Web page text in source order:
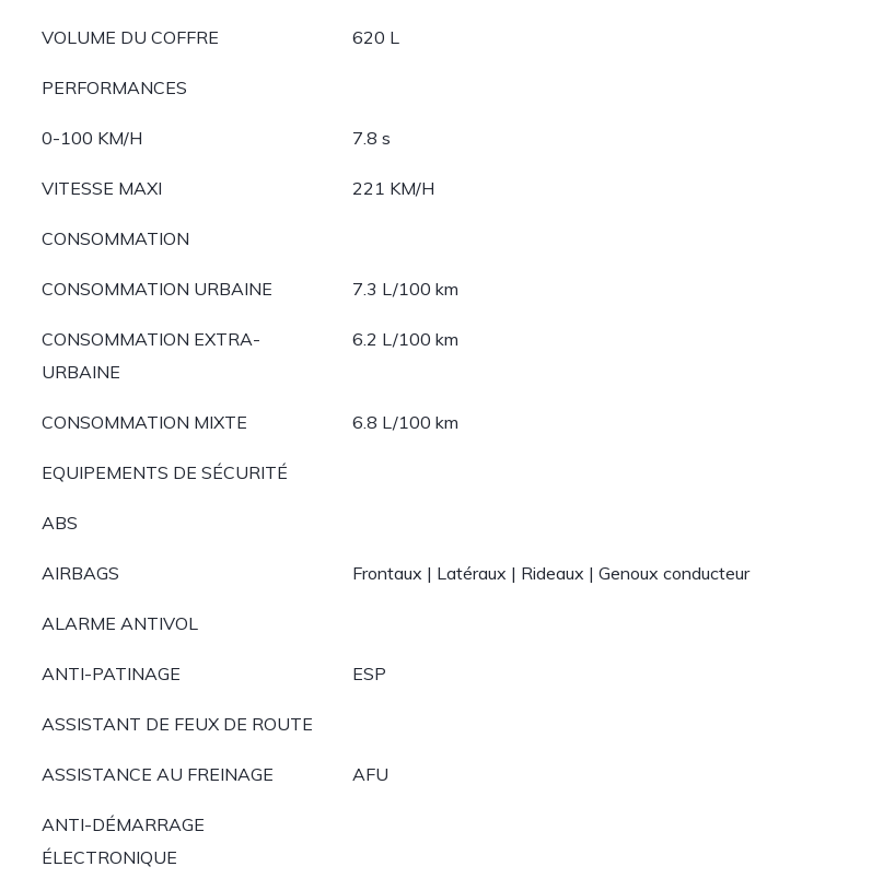
VOLUME DU COFFRE 620 L
PERFORMANCES
0-100 KM/H 7.8 s
VITESSE MAXI 221 KM/H
CONSOMMATION
CONSOMMATION URBAINE 7.3 L/100 km
CONSOMMATION EXTRA-
URBAINE
6.2 L/100 km
CONSOMMATION MIXTE 6.8 L/100 km
EQUIPEMENTS DE SÉCURITÉ
ABS
AIRBAGS Frontaux | Latéraux | Rideaux | Genoux conducteur
ALARME ANTIVOL
ANTI-PATINAGE ESP
ASSISTANT DE FEUX DE ROUTE
ASSISTANCE AU FREINAGE AFU
ANTI-DÉMARRAGE
ÉLECTRONIQUE